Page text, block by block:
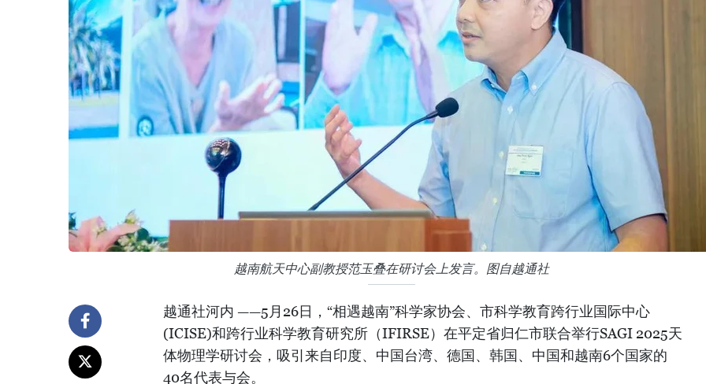
越南航天中心副教授范玉叠在研讨会上发言。图自越通社
越通社河内 ——5月26日，“相遇越南”科学家协会、市科学教育跨行业国际中心
(ICISE)和跨行业科学教育研究所（IFIRSE）在平定省归仁市联合举行SAGI 2025天
体物理学研讨会，吸引来自印度、中国台湾、德国、韩国、中国和越南6个国家的
40名代表与会。